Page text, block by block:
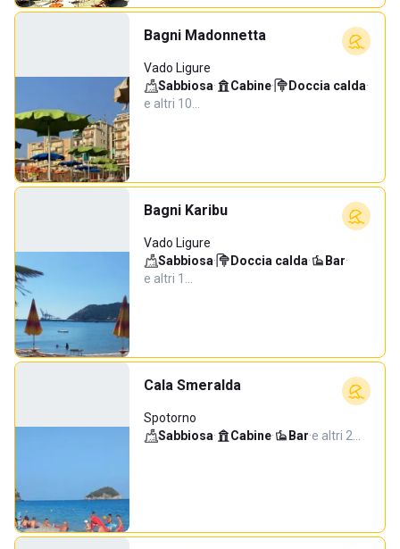
Bagni Madonnetta
Vado Ligure
Sabbiosa· Cabine· Doccia calda·
e altri 10…
Bagni Karibu
Vado Ligure
Sabbiosa· Doccia calda· Bar·
e altri 1…
Cala Smeralda
Spotorno
Sabbiosa· Cabine· Bar·e altri 2…